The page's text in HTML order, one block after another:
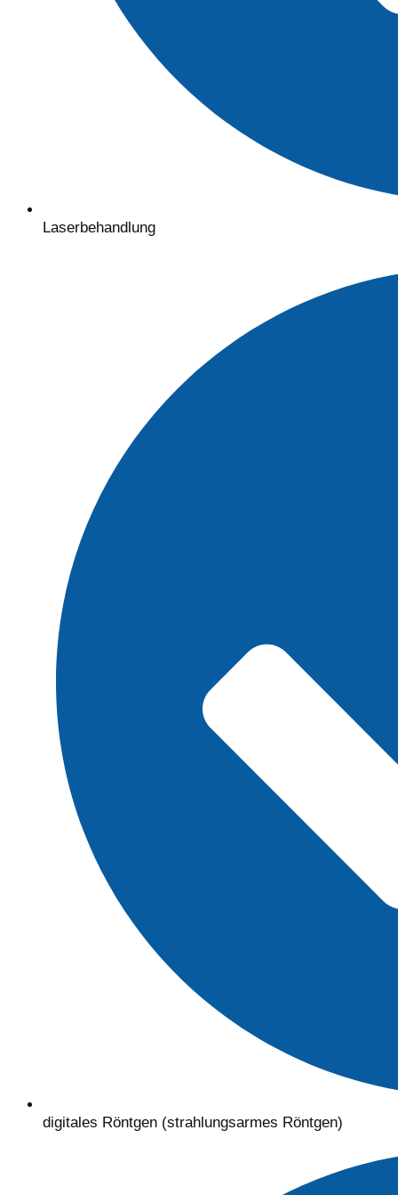
Laserbehandlung
digitales Röntgen (strahlungsarmes Röntgen)